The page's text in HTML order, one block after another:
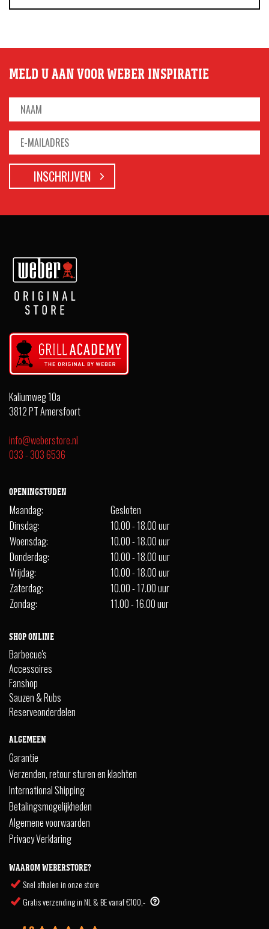
MELD U AAN VOOR WEBER INSPIRATIE
Kaliumweg 10a
3812 PT Amersfoort
info@weberstore.nl
033 - 303 6536
OPENINGSTIJDEN
Maandag:
Gesloten
Dinsdag:
10.00 - 18.00 uur
Woensdag:
10.00 - 18.00 uur
Donderdag:
10.00 - 18.00 uur
Vrijdag:
10.00 - 18.00 uur
Zaterdag:
10.00 - 17.00 uur
Zondag:
11.00 - 16.00 uur
SHOP ONLINE
Barbecue's
Accessoires
Fanshop
Sauzen & Rubs
Reserveonderdelen
ALGEMEEN
Garantie
Verzenden, retour sturen en klachten
International Shipping
Betalingsmogelijkheden
Algemene voorwaarden
Privacy Verklaring
WAAROM WEBERSTORE?
Snel afhalen in onze store
Gratis verzending in NL & BE vanaf €100,-